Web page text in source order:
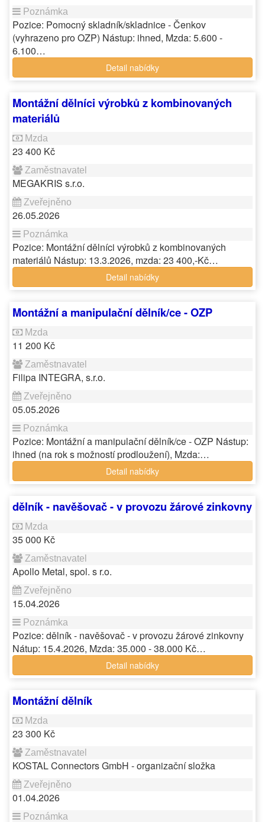
Pozice: Pomocný skladník/skladnice - Čenkov
(vyhrazeno pro OZP) Nástup: ihned, Mzda: 5.600 -
6.100…
Detail nabídky
Montážní dělníci výrobků z kombinovaných
materiálů
23 400 Kč
MEGAKRIS s.r.o.
26.05.2026
Pozice: Montážní dělníci výrobků z kombinovaných
materiálů Nástup: 13.3.2026, mzda: 23 400,-Kč…
Detail nabídky
Montážní a manipulační dělník/ce - OZP
11 200 Kč
Filipa INTEGRA, s.r.o.
05.05.2026
Pozice: Montážní a manipulační dělník/ce - OZP Nástup:
ihned (na rok s možností prodloužení), Mzda:…
Detail nabídky
dělník - navěšovač - v provozu žárové zinkovny
35 000 Kč
Apollo Metal, spol. s r.o.
15.04.2026
Pozice: dělník - navěšovač - v provozu žárové zinkovny
Nátup: 15.4.2026, Mzda: 35.000 - 38.000 Kč…
Detail nabídky
Montážní dělník
23 300 Kč
KOSTAL Connectors GmbH - organizační složka
01.04.2026